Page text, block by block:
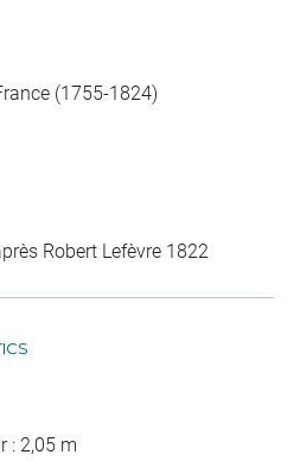
(1755-1824)
Robert Lefèvre 1822
: 2,05 m